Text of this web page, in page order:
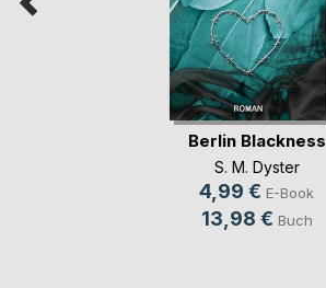
Berlin Blackness
S. M. Dyster
4,99 € E-Book
13,98 € Buch